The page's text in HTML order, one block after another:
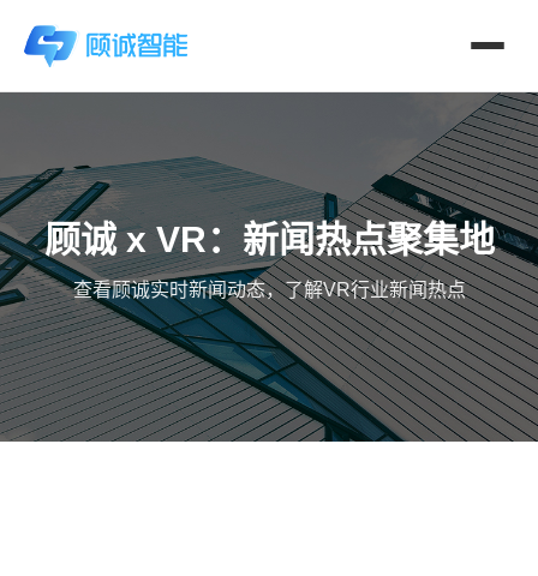
顾诚 x VR：新闻热点聚集地
查看顾诚实时新闻动态，了解VR行业新闻热点